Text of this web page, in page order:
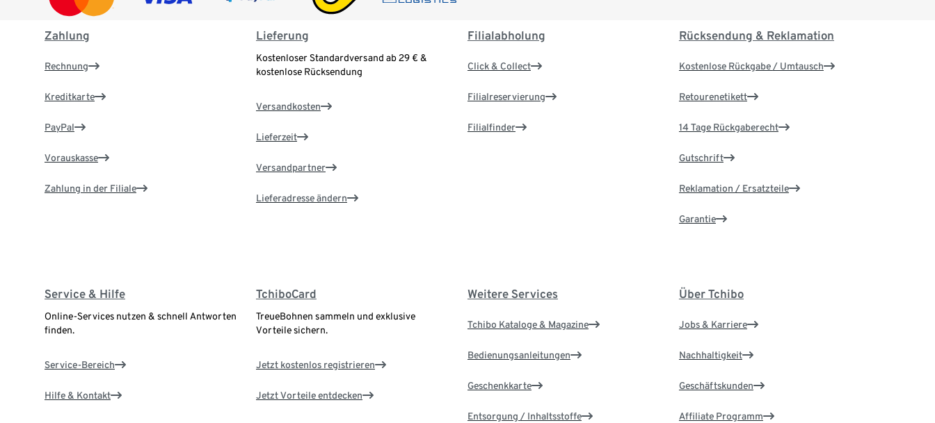
Zahlung
Rechnung
Kreditkarte
PayPal
Vorauskasse
Zahlung in der Filiale
Lieferung
Kostenloser Standardversand ab 29 € &
kostenlose Rücksendung
Versandkosten
Lieferzeit
Versandpartner
Lieferadresse ändern
Filialabholung
Click & Collect
Filialreservierung
Filialfinder
Rücksendung & Reklamation
Kostenlose Rückgabe / Umtausch
Retourenetikett
14 Tage Rückgaberecht
Gutschrift
Reklamation / Ersatzteile
Garantie
Service & Hilfe
Online-Services nutzen & schnell Antworten
finden.
Service-Bereich
Hilfe & Kontakt
TchiboCard
TreueBohnen sammeln und exklusive
Vorteile sichern.
Jetzt kostenlos registrieren
Jetzt Vorteile entdecken
Weitere Services
Tchibo Kataloge & Magazine
Bedienungsanleitungen
Geschenkkarte
Entsorgung / Inhaltsstoffe
Über Tchibo
Jobs & Karriere
Nachhaltigkeit
Geschäftskunden
Affiliate Programm